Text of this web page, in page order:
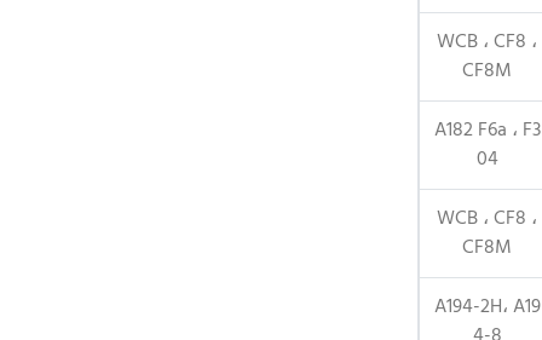
WCB ، CF8 ،
CF8M
A182 F6a ، F3
04
WCB ، CF8 ،
CF8M
A194-2H، A19